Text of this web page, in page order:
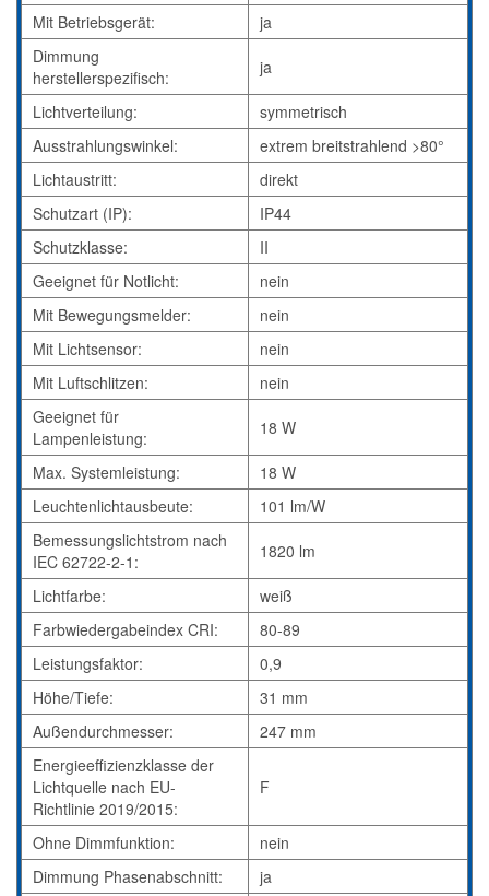
Mit Betriebsgerät:
ja
Dimmung
herstellerspezifisch:
ja
Lichtverteilung:
symmetrisch
Ausstrahlungswinkel:
extrem breitstrahlend >80°
Lichtaustritt:
direkt
Schutzart (IP):
IP44
Schutzklasse:
II
Geeignet für Notlicht:
nein
Mit Bewegungsmelder:
nein
Mit Lichtsensor:
nein
Mit Luftschlitzen:
nein
Geeignet für
Lampenleistung:
18 W
Max. Systemleistung:
18 W
Leuchtenlichtausbeute:
101 lm/W
Bemessungslichtstrom nach
IEC 62722-2-1:
1820 lm
Lichtfarbe:
weiß
Farbwiedergabeindex CRI:
80-89
Leistungsfaktor:
0,9
Höhe/Tiefe:
31 mm
Außendurchmesser:
247 mm
Energieeffizienzklasse der
Lichtquelle nach EU-
Richtlinie 2019/2015:
F
Ohne Dimmfunktion:
nein
Dimmung Phasenabschnitt:
ja